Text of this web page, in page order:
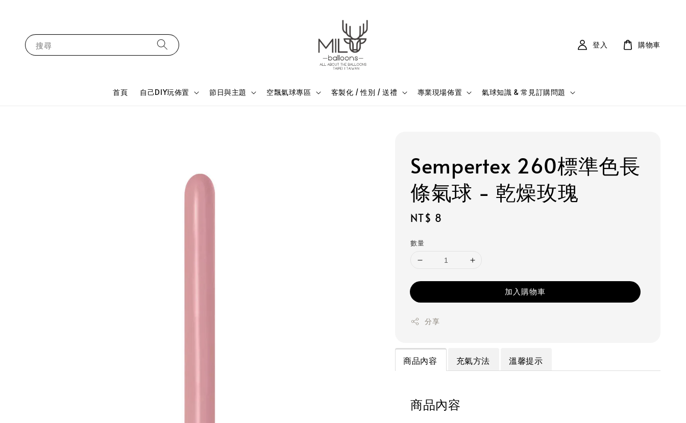
搜尋
首頁 自己DIY玩佈置 節日與主題 空飄氣球專區 客製化 / 性別 / 送禮 專業現場佈置 氣球知識 & 常見訂購問題
登入 購物車
Sempertex 260標準色長
條氣球 - 乾燥玫瑰
Regular
NT$ 8
數量
加入購物車
分享
商品內容 充氣方法 溫馨提示
商品內容